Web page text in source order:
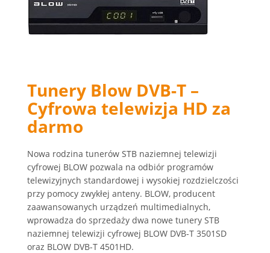
Tunery Blow DVB-T –
Cyfrowa telewizja HD za
darmo
Nowa rodzina tunerów STB naziemnej telewizji
cyfrowej BLOW pozwala na odbiór programów
telewizyjnych standardowej i wysokiej rozdzielczości
przy pomocy zwykłej anteny. BLOW, producent
zaawansowanych urządzeń multimedialnych,
wprowadza do sprzedaży dwa nowe tunery STB
naziemnej telewizji cyfrowej BLOW DVB-T 3501SD
oraz BLOW DVB-T 4501HD.